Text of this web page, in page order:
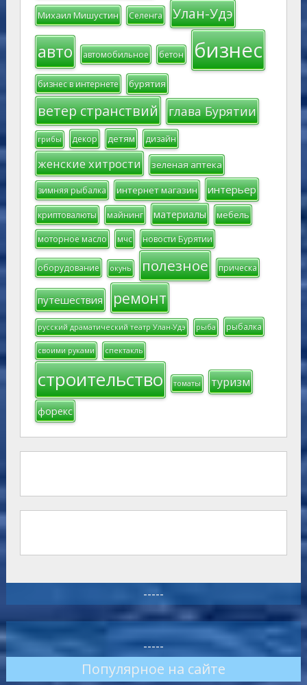
Михаил Мишустин Селенга Улан-Удэ
авто автомобильное бетон бизнес
бизнес в интернете бурятия
ветер странствий глава Бурятии
грибы декор детям дизайн
женские хитрости зеленая аптека
зимняя рыбалка интернет магазин интерьер
криптовалюты майнинг материалы мебель
моторное масло мчс новости Бурятии
оборудование окунь полезное прическа
путешествия ремонт
русский драматический театр Улан-Удэ рыба рыбалка
своими руками спектакль
строительство томаты туризм
форекс
-----
-----
Популярное на сайте